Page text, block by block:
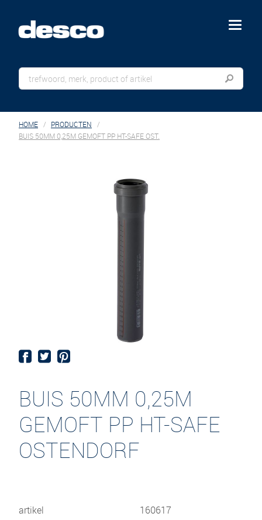
menu
HOME
PRODUCTEN
BUIS 50MM 0,25M GEMOFT PP HT-SAFE OST.
BUIS 50MM 0,25M
GEMOFT PP HT-SAFE
OSTENDORF
artikel
160617